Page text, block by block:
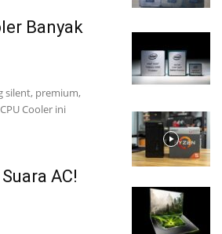
Banyak
silent, premium,
Cooler ini
AC!